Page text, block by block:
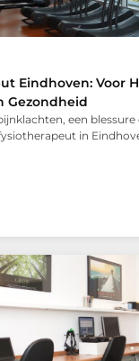
Eindhoven: Voor
Gezondheid
een
in